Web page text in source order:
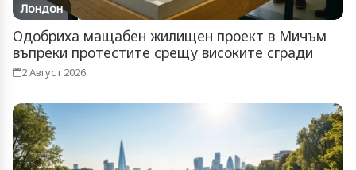
Лондон
Одобриха мащабен жилищен проект в Мичъм
въпреки протестите срещу високите сгради
2 Август 2026